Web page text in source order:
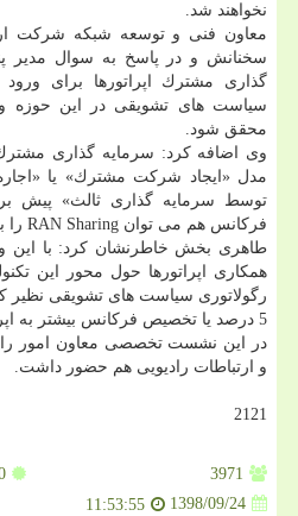
نخواهند شد.
معاون فنی و توسعه شبكه شركت
سخنانش و در پاسخ به سوال مدیر
سیاست های تشویقی در این حوزه
محقق شود.
وی اضافه كرد: سرمایه گذاری
مدل «ایجاد شركت مشترك» یا
توسط سرمایه گذاری ثالث» پیش
فركانس هم می توان RAN Sharing را به اجرا گذاشت.
طاهری بخش خاطرنشان كرد: با این
همكاری اپراتورها حول محور این
5 درصد یا تخصیص فركانس بیشتر به اپراتورها را پیاده سازی كند.
در این نشست تخصصی معاون امور
و ارتباطات رادیویی هم حضور داشت.
2121
3971
1398/09/24
11:53:55